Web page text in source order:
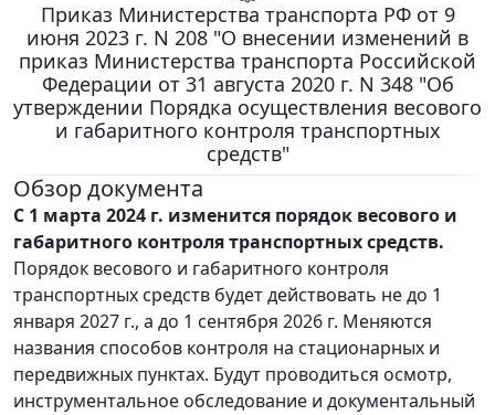
Приказ Министерства транспорта РФ от 9
июня 2023 г. N 208 "О внесении изменений в
приказ Министерства транспорта Российской
Федерации от 31 августа 2020 г. N 348 "Об
утверждении Порядка осуществления весового
и габаритного контроля транспортных
средств"
Обзор документа
С 1 марта 2024 г. изменится порядок весового и
габаритного контроля транспортных средств.
Порядок весового и габаритного контроля
транспортных средств будет действовать не до 1
января 2027 г., а до 1 сентября 2026 г. Меняются
названия способов контроля на стационарных и
передвижных пунктах. Будут проводиться осмотр,
инструментальное обследование и документальный